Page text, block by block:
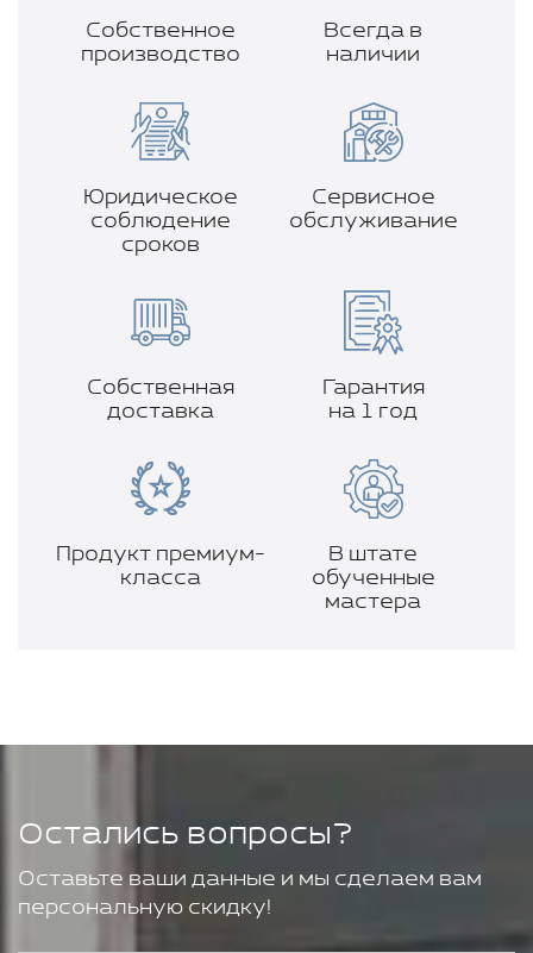
Собственное
производство
Всегда в
наличии
Юридическое
соблюдение
сроков
Сервисное
обслуживание
Собственная
доставка
Гарантия
на 1 год
Продукт премиум-
класса
В штате
обученные
мастера
Остались вопросы?
Оставьте ваши данные и мы сделаем вам
персональную скидку!